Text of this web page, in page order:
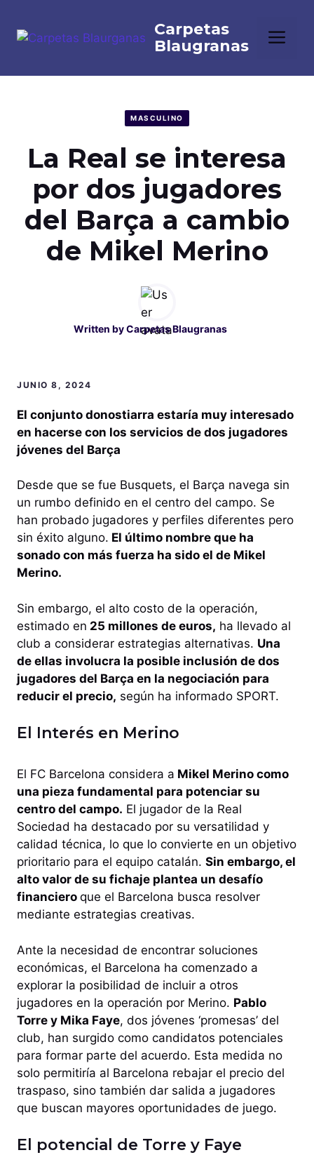
contenido
MASCULINO
La Real se interesa
por dos jugadores
del Barça a cambio
de Mikel Merino
Written byCarpetas Blaugranas
JUNIO 8, 2024
El conjunto donostiarra estaría muy interesado
en hacerse con los servicios de dos jugadores
jóvenes del Barça
Desde que se fue Busquets, el Barça navega sin
un rumbo definido en el centro del campo. Se
han probado jugadores y perfiles diferentes pero
sin éxito alguno. El último nombre que ha
sonado con más fuerza ha sido el de Mikel
Merino.
Sin embargo, el alto costo de la operación,
estimado en 25 millones de euros, ha llevado al
club a considerar estrategias alternativas. Una
de ellas involucra la posible inclusión de dos
jugadores del Barça en la negociación para
reducir el precio, según ha informado SPORT.
El Interés en Merino
El FC Barcelona considera a Mikel Merino como
una pieza fundamental para potenciar su
centro del campo. El jugador de la Real
Sociedad ha destacado por su versatilidad y
calidad técnica, lo que lo convierte en un objetivo
prioritario para el equipo catalán. Sin embargo, el
alto valor de su fichaje plantea un desafío
financiero que el Barcelona busca resolver
mediante estrategias creativas.
Ante la necesidad de encontrar soluciones
económicas, el Barcelona ha comenzado a
explorar la posibilidad de incluir a otros
jugadores en la operación por Merino. Pablo
Torre y Mika Faye, dos jóvenes ‘promesas’ del
club, han surgido como candidatos potenciales
para formar parte del acuerdo. Esta medida no
solo permitiría al Barcelona rebajar el precio del
traspaso, sino también dar salida a jugadores
que buscan mayores oportunidades de juego.
El potencial de Torre y Faye